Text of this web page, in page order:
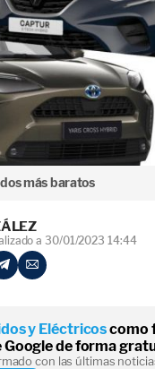
más baratos
a 30/01/2023 14:44
y Eléctricoscomo
Google de forma
con las últimas